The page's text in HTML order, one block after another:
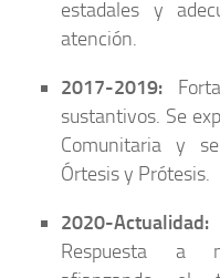
estadales y
atención.
2017-2019:
sustantivos. Se
Comunitaria y
Órtesis y Prótesis.
2020-Actualidad:
Respuesta a